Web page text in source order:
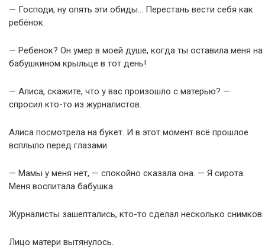
— Господи, ну опять эти обиды… Перестань вести себя как
ребёнок.
— Ребенок? Он умер в моей душе, когда ты оставила меня на
бабушкином крыльце в тот день!
— Алиса, скажите, что у вас произошло с матерью? —
спросил кто-то из журналистов.
Алиса посмотрела на букет. И в этот момент всё прошлое
всплыло перед глазами.
— Мамы у меня нет, — спокойно сказала она. — Я сирота.
Меня воспитала бабушка.
Журналисты зашептались, кто-то сделал несколько снимков.
Лицо матери вытянулось.